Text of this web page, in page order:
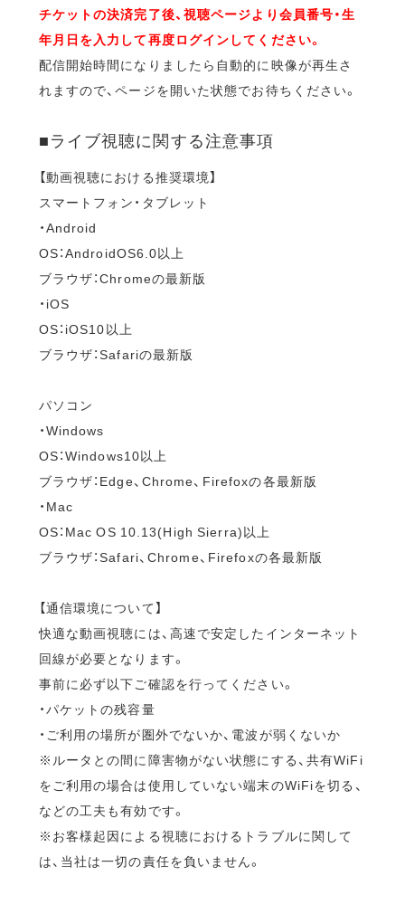
チケットの決済完了後、視聴ページより会員番号・生
年月日を入力して再度ログインしてください。
配信開始時間になりましたら自動的に映像が再生さ
れますので、ページを開いた状態でお待ちください。
■ライブ視聴に関する注意事項
【動画視聴における推奨環境】
スマートフォン・タブレット
・Android
OS：AndroidOS6.0以上
ブラウザ：Chromeの最新版
・iOS
OS：iOS10以上
ブラウザ：Safariの最新版
パソコン
・Windows
OS：Windows10以上
ブラウザ：Edge、Chrome、Firefoxの各最新版
・Mac
OS：Mac OS 10.13(High Sierra)以上
ブラウザ：Safari、Chrome、Firefoxの各最新版
【通信環境について】
快適な動画視聴には、高速で安定したインターネット
回線が必要となります。
事前に必ず以下ご確認を行ってください。
・パケットの残容量
・ご利用の場所が圏外でないか、電波が弱くないか
※ルータとの間に障害物がない状態にする、共有WiFi
をご利用の場合は使用していない端末のWiFiを切る、
などの工夫も有効です。
※お客様起因による視聴におけるトラブルに関して
は、当社は一切の責任を負いません。